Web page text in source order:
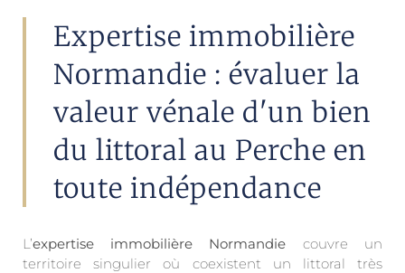
Expertise immobilière
Normandie : évaluer la
valeur vénale d'un bien
du littoral au Perche en
toute indépendance
L’expertise immobilière Normandie couvre un
territoire singulier où coexistent un littoral très